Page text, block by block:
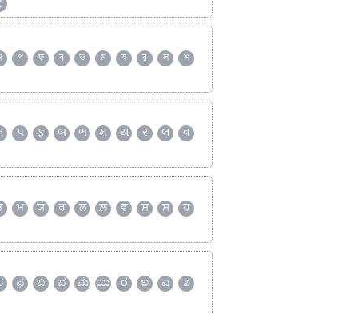
প ফ ব ভ ম য র ল
শ
પ ફ બ ભ મ ય ર લ
વ
ਮ ਯ ਰ ਲ ਲ਼ ਵ ਸ਼ ਸ
ਹ
ಫ ಬ ಭ ಮ ಯ ರ ಲ ವ
ಶ